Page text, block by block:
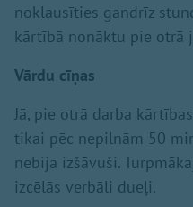
noklausīties gandrīz
kārtībā nonāktu pie otrā
Vārdu cīņas
Jā, pie otrā darba
tikai pēc nepilnām 50
nebija izšāvuši.
izcēlās verbāli dueļi.